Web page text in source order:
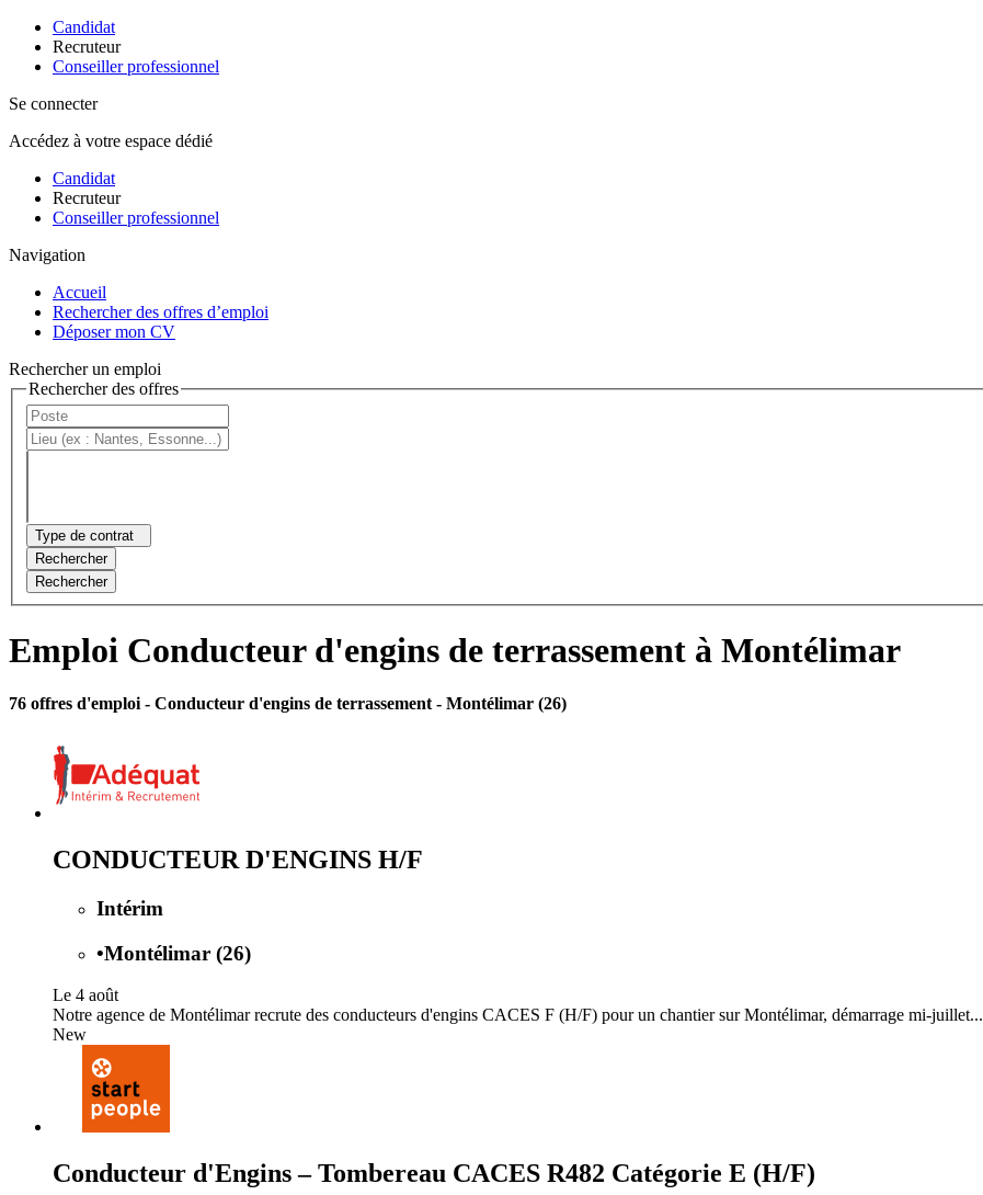
Candidat
Recruteur
Conseiller professionnel
Se connecter
Accédez à votre espace dédié
Candidat
Recruteur
Conseiller professionnel
Navigation
Accueil
Rechercher des offres d’emploi
Déposer mon CV
Rechercher un emploi
Rechercher des offres
Type de contrat
Rechercher
Rechercher
Emploi Conducteur d'engins de terrassement à Montélimar
76 offres d'emploi - Conducteur d'engins de terrassement - Montélimar (26)
CONDUCTEUR D'ENGINS H/F
Intérim
•Montélimar (26)
Le 4 août
Notre agence de Montélimar recrute des conducteurs d'engins CACES F (H/F) pour un chantier sur Montélimar, démarrage mi-juillet...
New
Conducteur d'Engins – Tombereau CACES R482 Catégorie E (H/F)